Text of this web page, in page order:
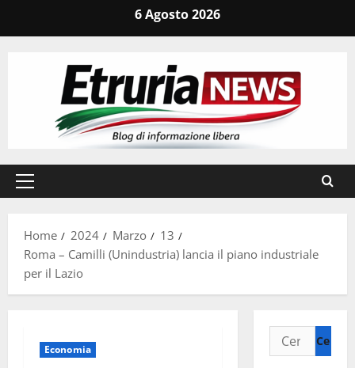
6 Agosto 2026
Menu
Home
2024 Marzo
13
Roma – Camilli (Unindustria) lancia il piano industriale
per il Lazio
Economia
Ricerca
per: